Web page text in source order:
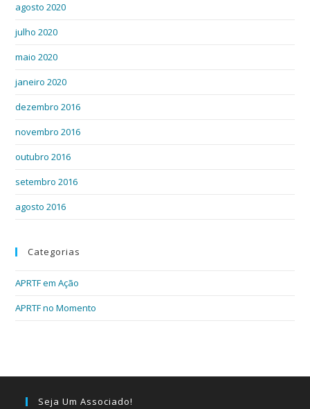
agosto 2020
julho 2020
maio 2020
janeiro 2020
dezembro 2016
novembro 2016
outubro 2016
setembro 2016
agosto 2016
Categorias
APRTF em Ação
APRTF no Momento
Seja Um Associado!